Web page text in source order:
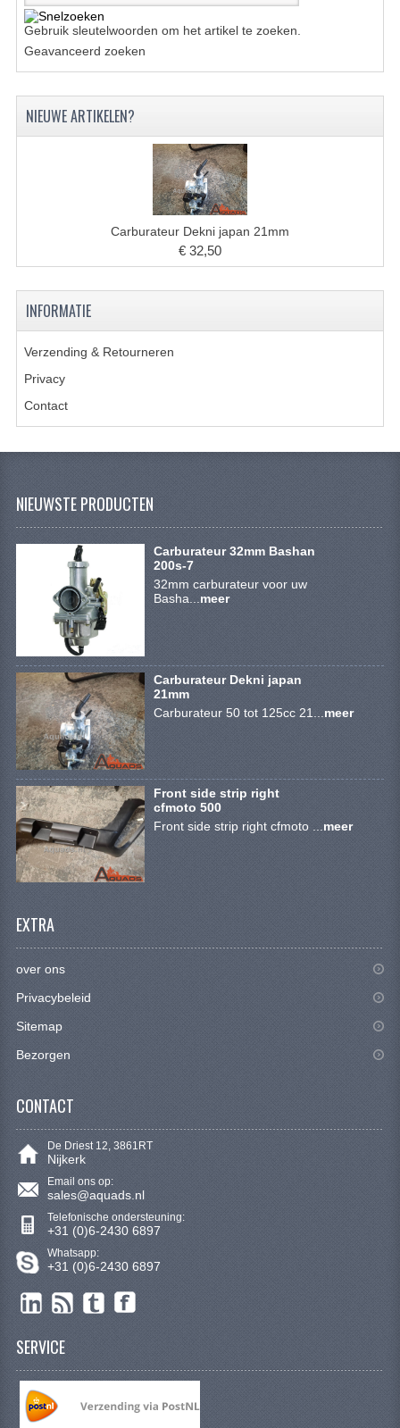
SCHOKBREKERS
WIEL OPHANGING
WIELEN EN BANDEN
ACCESSOIRES
GEREEDSCHAP
SHINERAY ONDERDELEN
SHINERAY 200STIIE-B
SHINERAY 250 STXE
ACCESSOIRES
ELECTRONICA
KABELS
MOTOR ONDERDELEN
REM SYSTEEM
ACCESSOIRES
BODY KAPPEN EN FRAME
GEREEDSCHAP
KABELS
Gebruik sleutelwoorden om het artikel te zoeken.
Geavanceerd zoeken
NIEUWE ARTIKELEN?
Carburateur Dekni japan 21mm
€ 32,50
INFORMATIE
Verzending & Retourneren
Privacy
Contact
NIEUWSTE PRODUCTEN
Carburateur 32mm Bashan
200s-7
32mm carburateur voor uw
Basha... meer
Carburateur Dekni japan
21mm
Carburateur 50 tot 125cc 21...meer
Front side strip right
cfmoto 500
Front side strip right cfmoto ... meer
EXTRA
over ons
Privacybeleid
Sitemap
Bezorgen
CONTACT
De Driest 12, 3861RT
Nijkerk
Email ons op:
sales@aquads.nl
Telefonische ondersteuning:
+31 (0)6-2430 6897
Whatsapp:
+31 (0)6-2430 6897
SERVICE